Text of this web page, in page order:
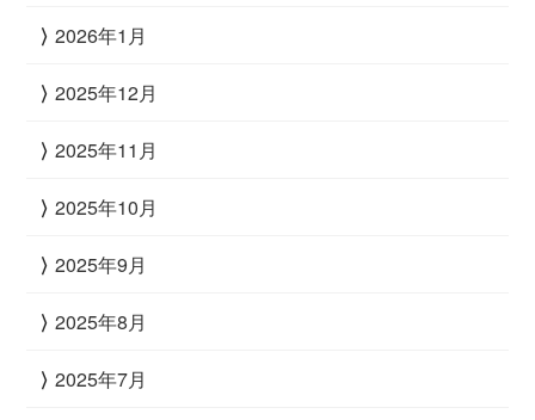
2026年1月
2025年12月
2025年11月
2025年10月
2025年9月
2025年8月
2025年7月